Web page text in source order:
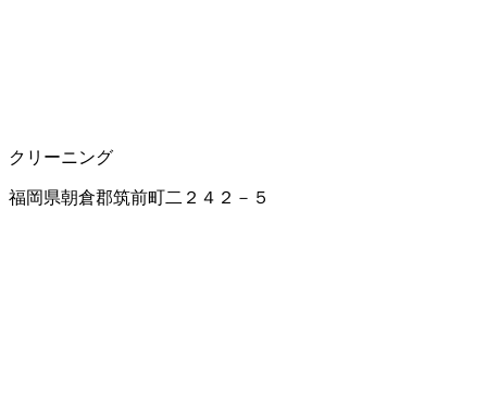
クリーニング
福岡県朝倉郡筑前町二２４２－５